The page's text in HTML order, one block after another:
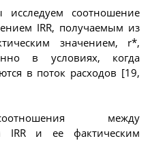
соотношение
IRR, получаемым из
значением, r*,
в условиях, когда
в поток расходов [19,
между
IRR и ее фактическим